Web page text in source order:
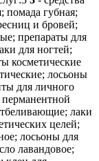
помада губная;
и бровей;
препараты для
для ногтей;
косметические
лосьоны
для личного
перманентной
лаки
целей;
лосьоны для
лавандовое;